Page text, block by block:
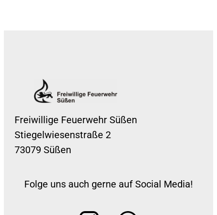
Freiwillige Feuerwehr Süßen
Stiegelwiesenstraße 2
73079 Süßen
Folge uns auch gerne auf Social Media!